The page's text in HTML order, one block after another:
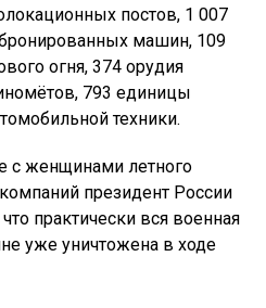
постов, 1 007
машин, 109
огня, 374 oрудия
793 единицы
техники.
с женщинами летного
президент России
практически вся военная
уже уничтожена в ходе